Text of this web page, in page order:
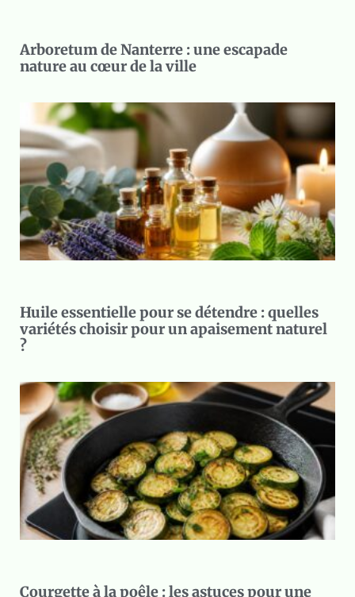
Arboretum de Nanterre : une escapade
nature au cœur de la ville
Huile essentielle pour se détendre : quelles
variétés choisir pour un apaisement naturel
?
Courgette à la poêle : les astuces pour une